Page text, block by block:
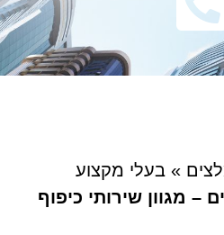
» בעלי מקצוע
– מגוון שירותי כיפוף